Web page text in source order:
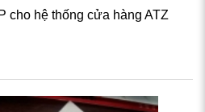
cho hệ thống cửa hàng ATZ